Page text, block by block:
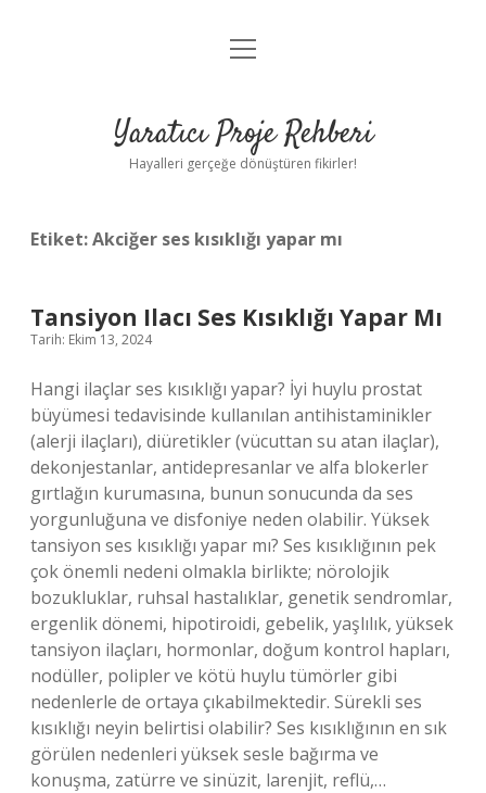
Anasayfa
Yasal Uyarı
menüyü
Yaratıcı Proje Rehberi
Hayalleri gerçeğe dönüştüren fikirler!
Etiket:Akciğer ses kısıklığı yapar mı
Tansiyon Ilacı Ses Kısıklığı Yapar Mı
Tarih: Ekim 13, 2024
Hangi ilaçlar ses kısıklığı yapar? İyi huylu prostat
büyümesi tedavisinde kullanılan antihistaminikler
(alerji ilaçları), diüretikler (vücuttan su atan ilaçlar),
dekonjestanlar, antidepresanlar ve alfa blokerler
gırtlağın kurumasına, bunun sonucunda da ses
yorgunluğuna ve disfoniye neden olabilir. Yüksek
tansiyon ses kısıklığı yapar mı? Ses kısıklığının pek
çok önemli nedeni olmakla birlikte; nörolojik
bozukluklar, ruhsal hastalıklar, genetik sendromlar,
ergenlik dönemi, hipotiroidi, gebelik, yaşlılık, yüksek
tansiyon ilaçları, hormonlar, doğum kontrol hapları,
nodüller, polipler ve kötü huylu tümörler gibi
nedenlerle de ortaya çıkabilmektedir. Sürekli ses
kısıklığı neyin belirtisi olabilir? Ses kısıklığının en sık
görülen nedenleri yüksek sesle bağırma ve
konuşma, zatürre ve sinüzit, larenjit, reflü,…